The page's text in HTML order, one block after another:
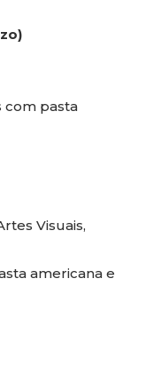
com pasta
Visuais,
americana e